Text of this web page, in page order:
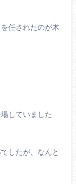
任されたのが木
していました
したが、なんと